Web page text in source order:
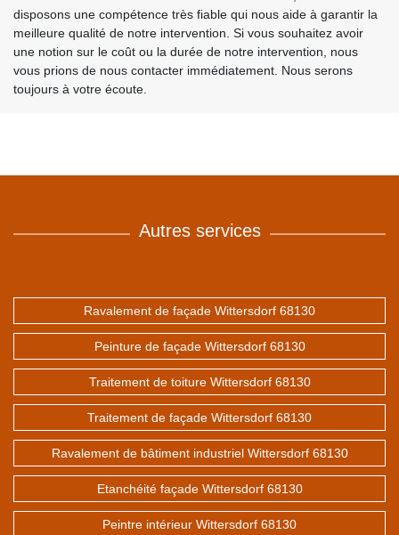
disposons une compétence très fiable qui nous aide à garantir la
meilleure qualité de notre intervention. Si vous souhaitez avoir
une notion sur le coût ou la durée de notre intervention, nous
vous prions de nous contacter immédiatement. Nous serons
toujours à votre écoute.
Autres services
Ravalement de façade Wittersdorf 68130
Peinture de façade Wittersdorf 68130
Traitement de toiture Wittersdorf 68130
Traitement de façade Wittersdorf 68130
Ravalement de bâtiment industriel Wittersdorf 68130
Etanchéité façade Wittersdorf 68130
Peintre intérieur Wittersdorf 68130